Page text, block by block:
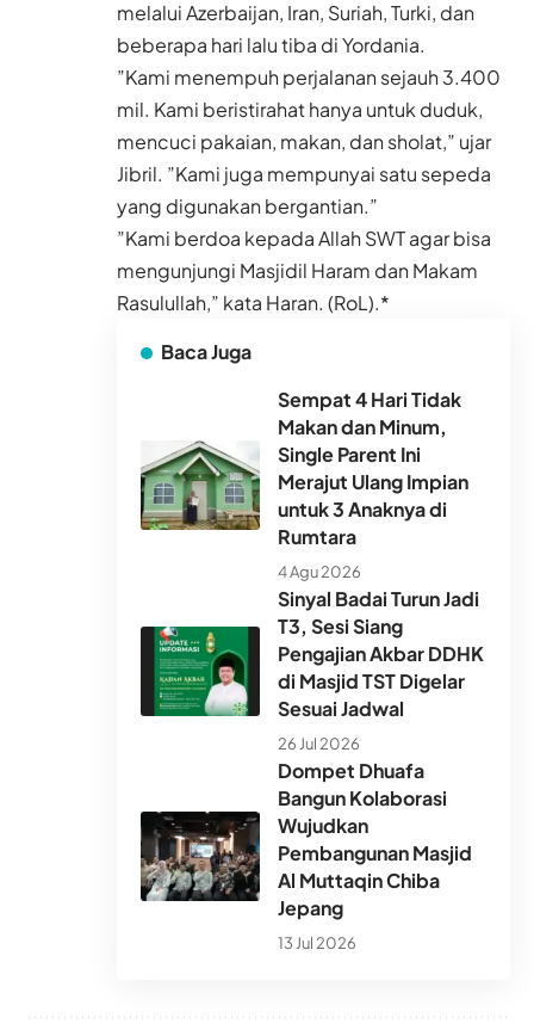
melalui Azerbaijan, Iran, Suriah, Turki, dan
beberapa hari lalu tiba di Yordania.
”Kami menempuh perjalanan sejauh 3.400
mil. Kami beristirahat hanya untuk duduk,
mencuci pakaian, makan, dan sholat,” ujar
Jibril. ”Kami juga mempunyai satu sepeda
yang digunakan bergantian.”
”Kami berdoa kepada Allah SWT agar bisa
mengunjungi Masjidil Haram dan Makam
Rasulullah,” kata Haran. (RoL).*
Baca Juga
Sempat 4 Hari Tidak
Makan dan Minum,
Single Parent Ini
Merajut Ulang Impian
untuk 3 Anaknya di
Rumtara
4 Agu 2026
Sinyal Badai Turun Jadi
T3, Sesi Siang
Pengajian Akbar DDHK
di Masjid TST Digelar
Sesuai Jadwal
26 Jul 2026
Dompet Dhuafa
Bangun Kolaborasi
Wujudkan
Pembangunan Masjid
Al Muttaqin Chiba
Jepang
13 Jul 2026